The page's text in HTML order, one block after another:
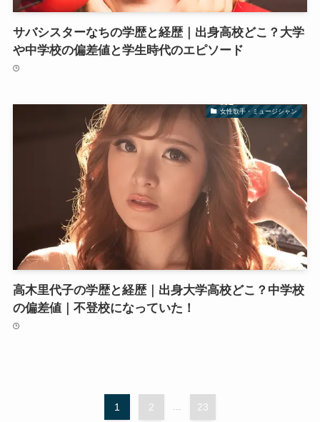
サバシスターなちの学歴と経歴｜出身高校どこ？大学
や中学校の偏差値と学生時代のエピソード
女性歌手・ミュージシャン
高木里代子の学歴と経歴｜出身大学高校どこ？中学校
の偏差値｜不登校になっていた！
1 2 23